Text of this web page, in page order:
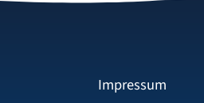
Impressum